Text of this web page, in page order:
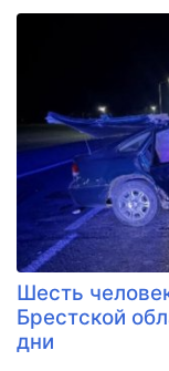
Шесть
Брестской
дни